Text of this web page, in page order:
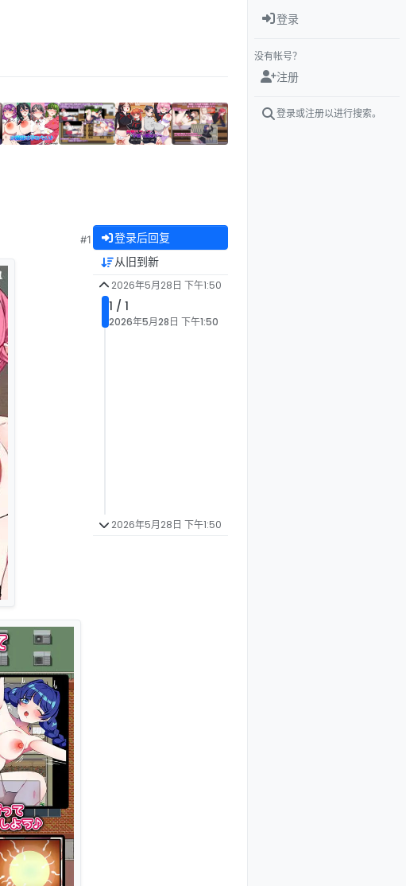
#1 登录后回复
从旧到新
2026年5月28日 下午1:50
1 / 1
2026年5月28日 下午1:50
2026年5月28日 下午1:50
登录
没有帐号？
注册
登录或注册以进行搜索。